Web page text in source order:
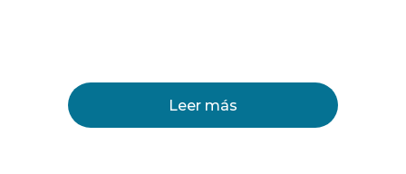
Leer más